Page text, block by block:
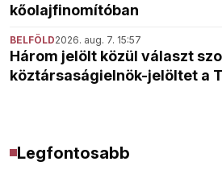
kőolajfinomítóban
BELFÖLD2026. aug. 7. 15:57
Három jelölt közül választ
köztársaságielnök-jelöltet a
Legfontosabb